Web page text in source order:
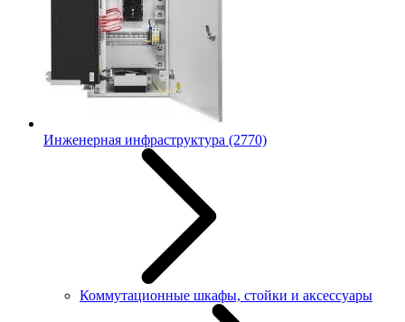
Инженерная инфраструктура (2770)
Коммутационные шкафы, стойки и аксессуары